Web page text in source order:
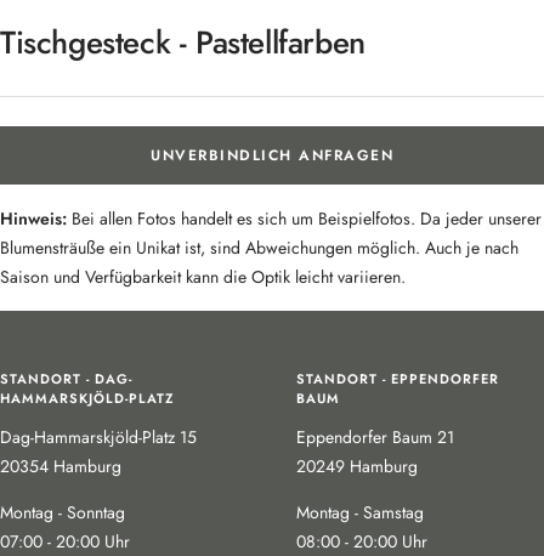
Tischgesteck - Pastellfarben
UNVERBINDLICH ANFRAGEN
Hinweis: Bei allen Fotos handelt es sich um Beispielfotos. Da jeder unserer
Blumensträuße ein Unikat ist, sind Abweichungen möglich. Auch je nach
Saison und Verfügbarkeit kann die Optik leicht variieren.
STANDORT - DAG-
HAMMARSKJÖLD-PLATZ
Dag-Hammarskjöld-Platz 15
20354 Hamburg
Montag - Sonntag
07:00 - 20:00 Uhr
STANDORT - EPPENDORFER
BAUM
Eppendorfer Baum 21
20249 Hamburg
Montag - Samstag
08:00 - 20:00 Uhr